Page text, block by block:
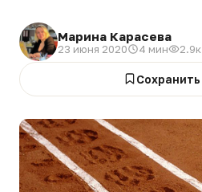
Марина Карасева
23 июня 2020 4 мин 2.9к
Сохранить